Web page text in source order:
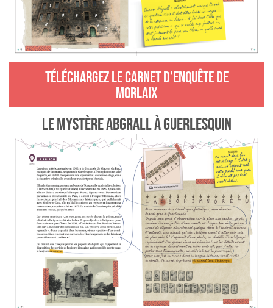
TÉLÉCHARGEZ LE CARNET D’ENQUÊTE DE
MORLAIX
LE MYSTÈRE ABGRALL À GUERLESQUIN